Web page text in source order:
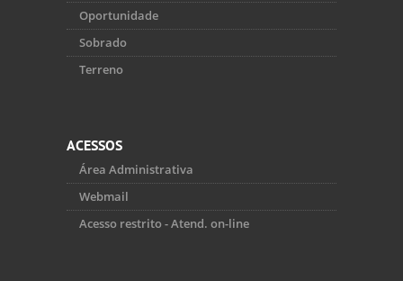
Oportunidade
Sobrado
Terreno
ACESSOS
Área Administrativa
Webmail
Acesso restrito - Atend. on-line